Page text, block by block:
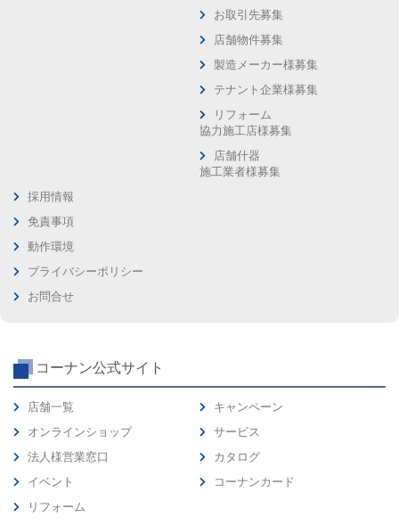
お取引先募集
店舗物件募集
製造メーカー様募集
テナント企業様募集
リフォーム
協力施工店様募集
店舗什器
施工業者様募集
採用情報
免責事項
動作環境
プライバシーポリシー
お問合せ
コーナン公式サイト
店舗一覧
オンラインショップ
法人様営業窓口
イベント
リフォーム
キャンペーン
サービス
カタログ
コーナンカード